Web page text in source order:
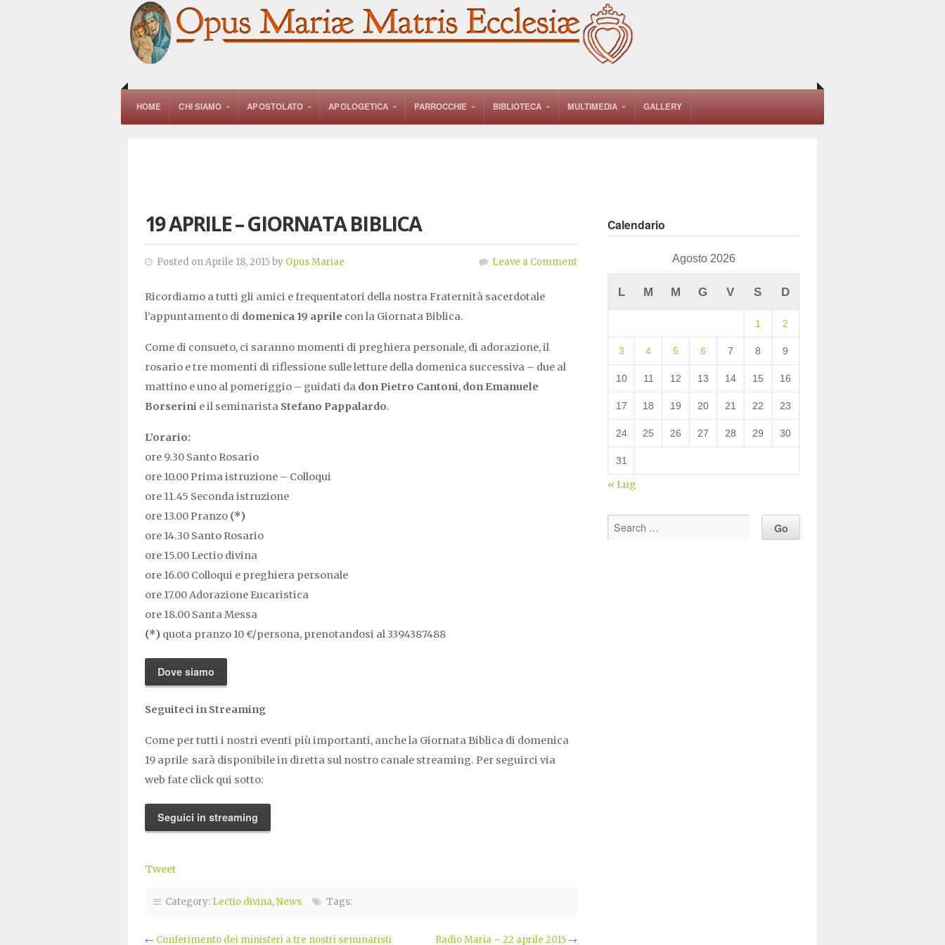
HOME CHI SIAMO APOSTOLATO APOLOGETICA PARROCCHIE BIBLIOTECA MULTIMEDIA GALLERY
19 APRILE – GIORNATA BIBLICA
Posted on Aprile 18, 2015 by Opus Mariae Leave a Comment
Ricordiamo a tutti gli amici e frequentatori della nostra Fraternità sacerdotale
l’appuntamento di domenica 19 aprile con la Giornata Biblica.
Come di consueto, ci saranno momenti di preghiera personale, di adorazione, il
rosario e tre momenti di riflessione sulle letture della domenica successiva – due al
mattino e uno al pomeriggio – guidati da don Pietro Cantoni, don Emanuele
Borserini e il seminarista Stefano Pappalardo.
L’orario:
ore 9.30 Santo Rosario
ore 10.00 Prima istruzione – Colloqui
ore 11.45 Seconda istruzione
ore 13.00 Pranzo (*)
ore 14.30 Santo Rosario
ore 15.00 Lectio divina
ore 16.00 Colloqui e preghiera personale
ore 17.00 Adorazione Eucaristica
ore 18.00 Santa Messa
(*) quota pranzo 10 €/persona, prenotandosi al 3394387488
Dove siamo
Seguiteci in Streaming
Come per tutti i nostri eventi più importanti, anche la Giornata Biblica di domenica
19 aprile sarà disponibile in diretta sul nostro canale streaming. Per seguirci via
web fate click qui sotto:
Seguici in streaming
Tweet
Category: Lectio divina,News Tags:
← Conferimento dei ministeri a tre nostri seminaristi Radio Maria – 22 aprile 2015→
Calendario
Agosto 2026
L M M G V S D
1 2
3 4 5 6 7 8 9
10 11 12 13 14 15 16
17 18 19 20 21 22 23
24 25 26 27 28 29 30
31
« Lug